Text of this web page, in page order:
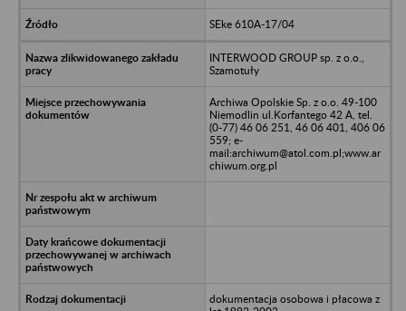
SEke 610A-17/04
INTERWOOD GROUP sp. z o.o.,
Szamotuły
Archiwa Opolskie Sp. z o.o. 49-100
Niemodlin ul.Korfantego 42 A, tel.
(0-77) 46 06 251, 46 06 401, 406 06
559; e-
mail:archiwum@atol.com.pl;www.ar
chiwum.org.pl
dokumentacja osobowa i płacowa z